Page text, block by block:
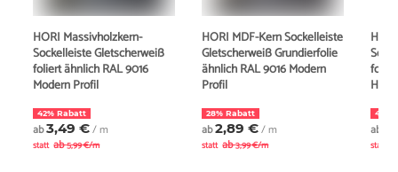
HORI Massivholzkern-
Sockelleiste Gletscherweiß
foliert ähnlich RAL 9016
Modern Profil
42% Rabatt
ab3,49 €/ m
statt ab5,99 €/m
HORI MDF-Kern Sockelleiste
Gletscherweiß Grundierfolie
ähnlich RAL 9016 Modern
Profil
28% Rabatt
ab2,89 €/ m
statt ab3,99 €/m
43%
ab
statt